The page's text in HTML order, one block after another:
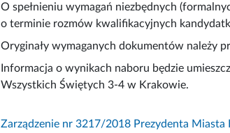
O spełnieniu wymagań niezbędnych
o terminie rozmów kwalifikacyjnych
Oryginały wymaganych dokumentów należy
Informacja o wynikach naboru będzie
Wszystkich Świętych 3-4 w Krakowie.
Zarządzenie nr 3217/2018 Prezydenta